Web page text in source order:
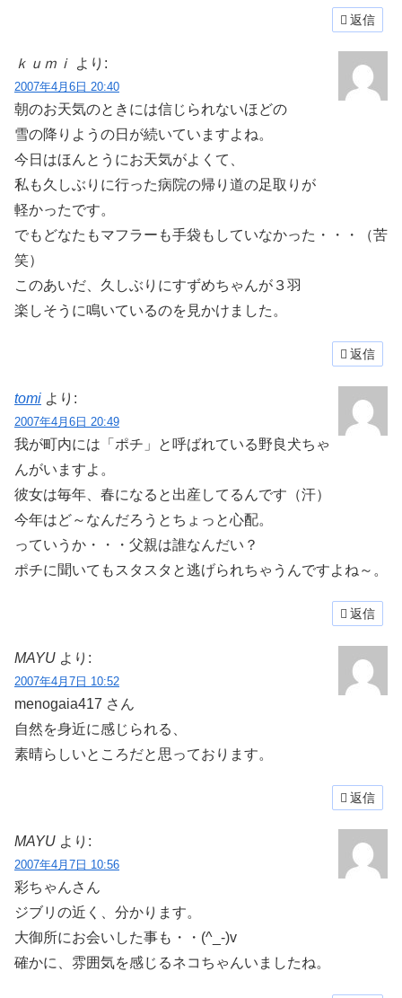
返信
ｋｕｍｉ より:
2007年4月6日 20:40
朝のお天気のときには信じられないほどの
雪の降りようの日が続いていますよね。
今日はほんとうにお天気がよくて、
私も久しぶりに行った病院の帰り道の足取りが
軽かったです。
でもどなたもマフラーも手袋もしていなかった・・・（苦
笑）
このあいだ、久しぶりにすずめちゃんが３羽
楽しそうに鳴いているのを見かけました。
返信
tomi より:
2007年4月6日 20:49
我が町内には「ポチ」と呼ばれている野良犬ちゃ
んがいますよ。
彼女は毎年、春になると出産してるんです（汗）
今年はど～なんだろうとちょっと心配。
っていうか・・・父親は誰なんだい？
ポチに聞いてもスタスタと逃げられちゃうんですよね～。
返信
MAYU より:
2007年4月7日 10:52
menogaia417 さん
自然を身近に感じられる、
素晴らしいところだと思っております。
返信
MAYU より:
2007年4月7日 10:56
彩ちゃんさん
ジブリの近く、分かります。
大御所にお会いした事も・・(^_-)v
確かに、雰囲気を感じるネコちゃんいましたね。